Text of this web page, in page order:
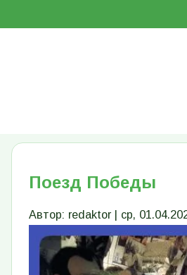
Поезд Победы
Автор: redaktor ср,